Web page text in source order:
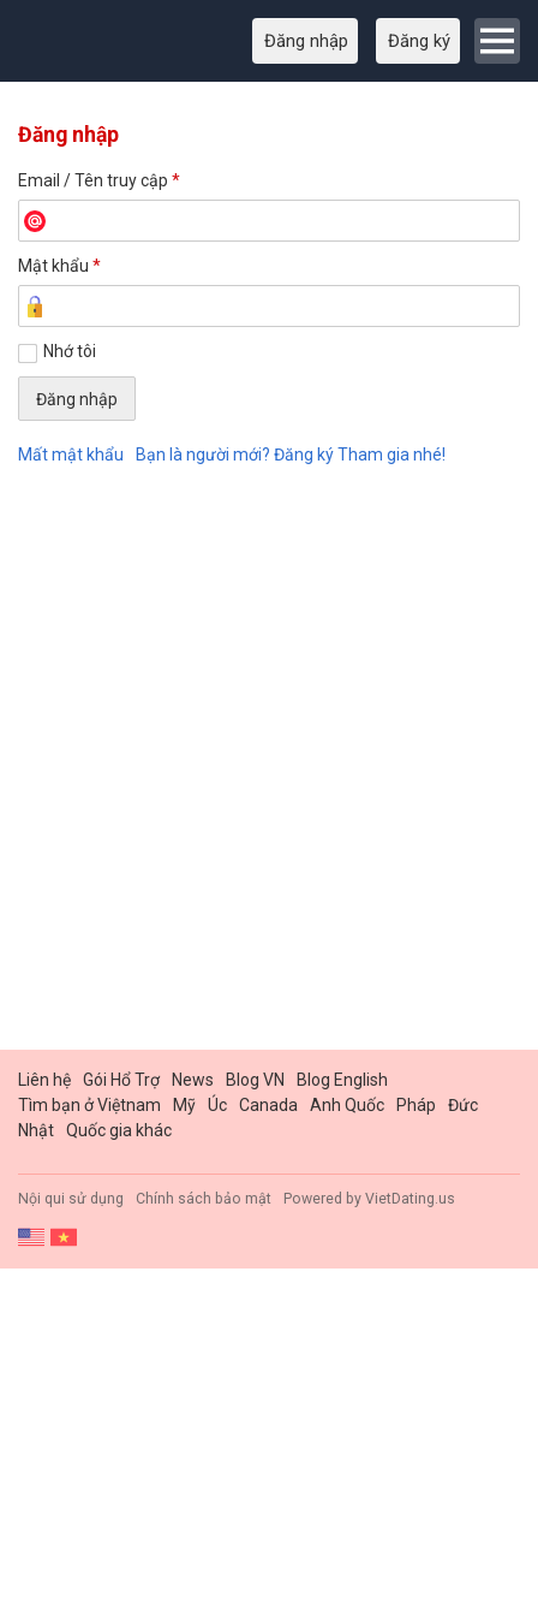
Đăng nhập Đăng ký
Đăng nhập
Email / Tên truy cập *
Mật khẩu *
Nhớ tôi
Mất mật khẩu Bạn là người mới? Đăng ký Tham gia nhé!
Liên hệ Gói Hổ Trợ News Blog VN
Blog English
Tìm bạn ở Việtnam
Mỹ Úc Canada Anh Quốc Pháp
Đức
Nhật
Quốc gia khác
Nội qui sử dụng Chính sách bảo mật Powered by VietDating.us